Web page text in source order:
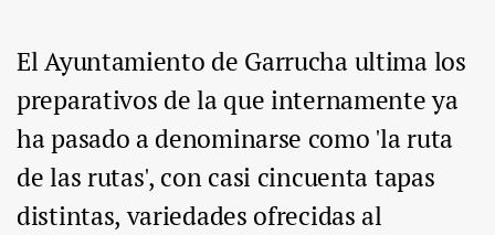
El Ayuntamiento de Garrucha ultima los
preparativos de la que internamente ya
ha pasado a denominarse como 'la ruta
de las rutas', con casi cincuenta tapas
distintas, variedades ofrecidas al